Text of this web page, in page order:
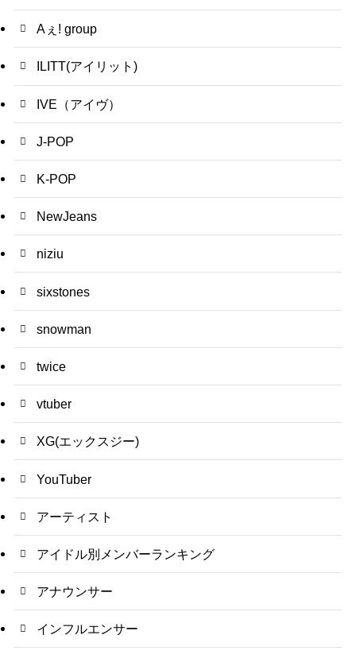
Aぇ! group
ILITT(アイリット)
IVE（アイヴ）
J-POP
K-POP
NewJeans
niziu
sixstones
snowman
twice
vtuber
XG(エックスジー)
YouTuber
アーティスト
アイドル別メンバーランキング
アナウンサー
インフルエンサー